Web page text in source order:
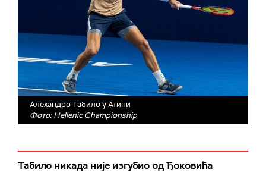
Алехандро Табило у Атини
Фото: Hellenic Championship
Табило никада није изгубио од Ђоковића